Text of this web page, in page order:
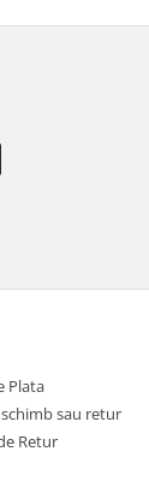
Plata
sau retur
Retur